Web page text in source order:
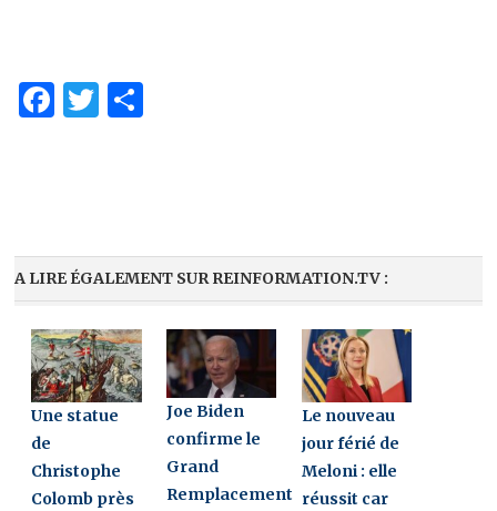
Facebook
Twitter
A LIRE ÉGALEMENT SUR REINFORMATION.TV :
Une statue
de
Christophe
Colomb près
Joe Biden
confirme le
Grand
Remplacement
Le nouveau
jour férié de
Meloni : elle
réussit car